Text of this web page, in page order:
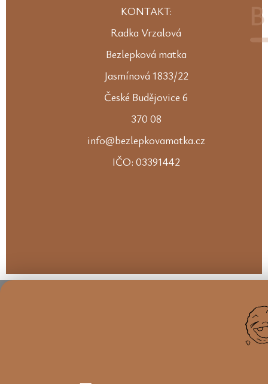
KONTAKT:
Radka Vrzalová
Bezlepková matka
Jasmínová 1833/22
České Budějovice 6
370 08
info@bezlepkovamatka.cz
IČO: 03391442